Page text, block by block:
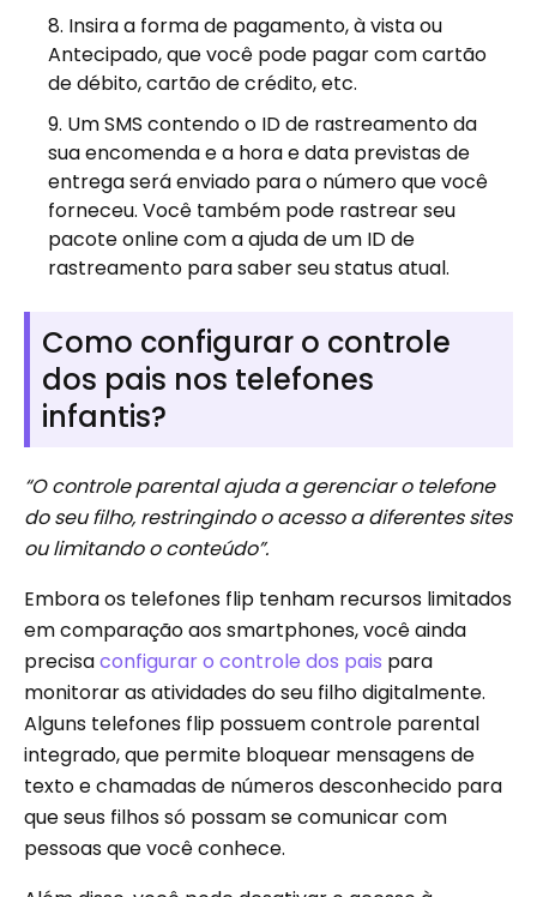
Insira a forma de pagamento, à vista ou
Antecipado, que você pode pagar com cartão
de débito, cartão de crédito, etc.
Um SMS contendo o ID de rastreamento da
sua encomenda e a hora e data previstas de
entrega será enviado para o número que você
forneceu. Você também pode rastrear seu
pacote online com a ajuda de um ID de
rastreamento para saber seu status atual.
Como configurar o controle
dos pais nos telefones
infantis?
“O controle parental ajuda a gerenciar o telefone
do seu filho, restringindo o acesso a diferentes sites
ou limitando o conteúdo”.
Embora os telefones flip tenham recursos limitados
em comparação aos smartphones, você ainda
precisaconfigurar o controle dos pais para
monitorar as atividades do seu filho digitalmente.
Alguns telefones flip possuem controle parental
integrado, que permite bloquear mensagens de
texto e chamadas de números desconhecido para
que seus filhos só possam se comunicar com
pessoas que você conhece.